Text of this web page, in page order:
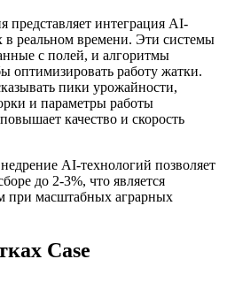
интеграция AI-
в реальном времени. Эти системы
с полей, и алгоритмы
оптимизировать работу жатки.
пики урожайности,
и параметры работы
качество и скорость
AI-технологий позволяет
до 2-3%, что является
при масштабных аграрных
Case